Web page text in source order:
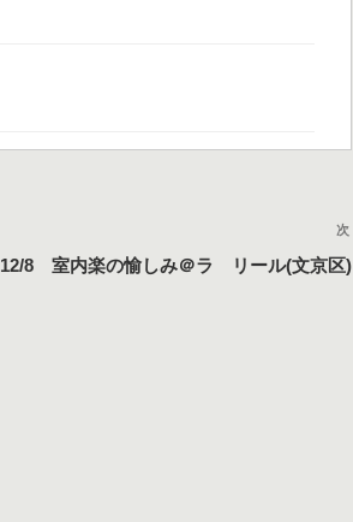
次
12/8 室内楽の愉しみ＠ラ リール(文京区)